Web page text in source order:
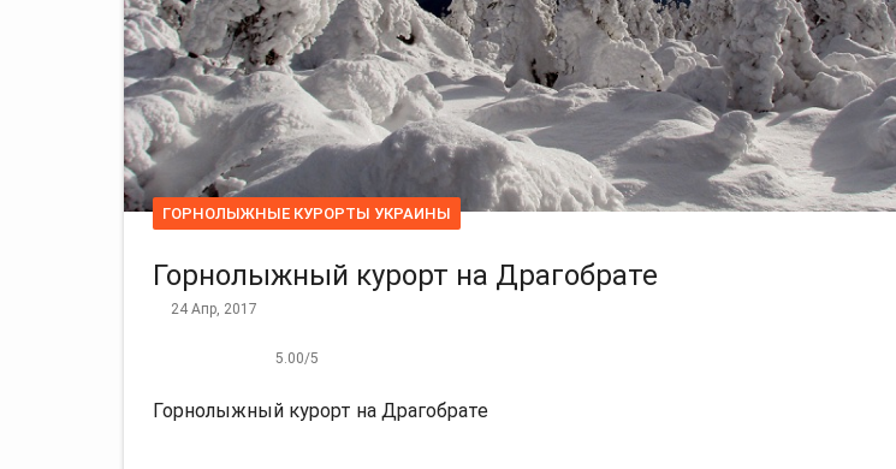
ГОРНОЛЫЖНЫЕ КУРОРТЫ УКРАИНЫ
Горнолыжный курорт на Драгобрате
24 Апр, 2017
5.00/5
Горнолыжный курорт на Драгобрате